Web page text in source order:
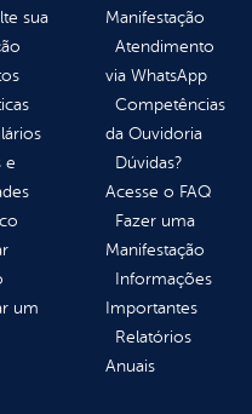
sua
e
um
Manifestação
Atendimento
via WhatsApp
Competências
da Ouvidoria
Dúvidas?
Acesse o FAQ
Fazer uma
Manifestação
Informações
Importantes
Relatórios
Anuais